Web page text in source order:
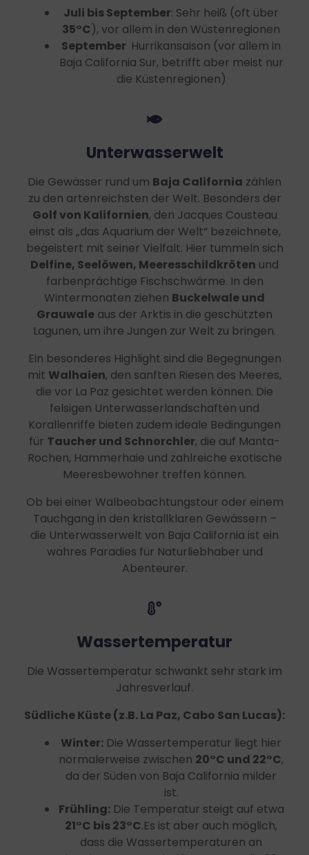
Juli bis September: Sehr heiß (oft über
35°C), vor allem in den Wüstenregionen
September Hurrikansaison (vor allem in
Baja California Sur, betrifft aber meist nur
die Küstenregionen)
Unterwasserwelt
Die Gewässer rund um Baja California zählen
zu den artenreichsten der Welt. Besonders der
Golf von Kalifornien, den Jacques Cousteau
einst als „das Aquarium der Welt“ bezeichnete,
begeistert mit seiner Vielfalt. Hier tummeln sich
Delfine, Seelöwen, Meeresschildkröten und
farbenprächtige Fischschwärme. In den
Wintermonaten ziehen Buckelwale und
Grauwale aus der Arktis in die geschützten
Lagunen, um ihre Jungen zur Welt zu bringen.
Ein besonderes Highlight sind die Begegnungen
mit Walhaien, den sanften Riesen des Meeres,
die vor La Paz gesichtet werden können. Die
felsigen Unterwasserlandschaften und
Korallenriffe bieten zudem ideale Bedingungen
für Taucher und Schnorchler, die auf Manta-
Rochen, Hammerhaie und zahlreiche exotische
Meeresbewohner treffen können.
Ob bei einer Walbeobachtungstour oder einem
Tauchgang in den kristallklaren Gewässern –
die Unterwasserwelt von Baja California ist ein
wahres Paradies für Naturliebhaber und
Abenteurer.
Wassertemperatur
Die Wassertemperatur schwankt sehr stark im
Jahresverlauf.
Südliche Küste (z.B. La Paz, Cabo San Lucas):
Winter: Die Wassertemperatur liegt hier
normalerweise zwischen 20°C und 22°C,
da der Süden von Baja California milder
ist.
Frühling:Die Temperatur steigt auf etwa
21°C bis 23°C.Es ist aber auch möglich,
dass die Wassertemperaturen an